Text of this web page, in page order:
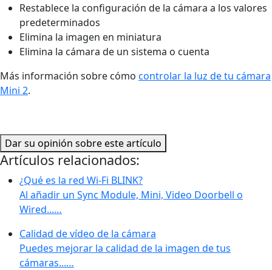
Restablece la configuración de la cámara a los valores
predeterminados
Elimina la imagen en miniatura
Elimina la cámara de un sistema o cuenta
Más información sobre cómo controlar la luz de tu cámara
Mini 2.
Dar su opinión sobre este artículo
Artículos relacionados:
¿Qué es la red Wi-Fi BLINK?
Al añadir un Sync Module, Mini, Video Doorbell o
Wired...…
Calidad de vídeo de la cámara
Puedes mejorar la calidad de la imagen de tus
cámaras...…